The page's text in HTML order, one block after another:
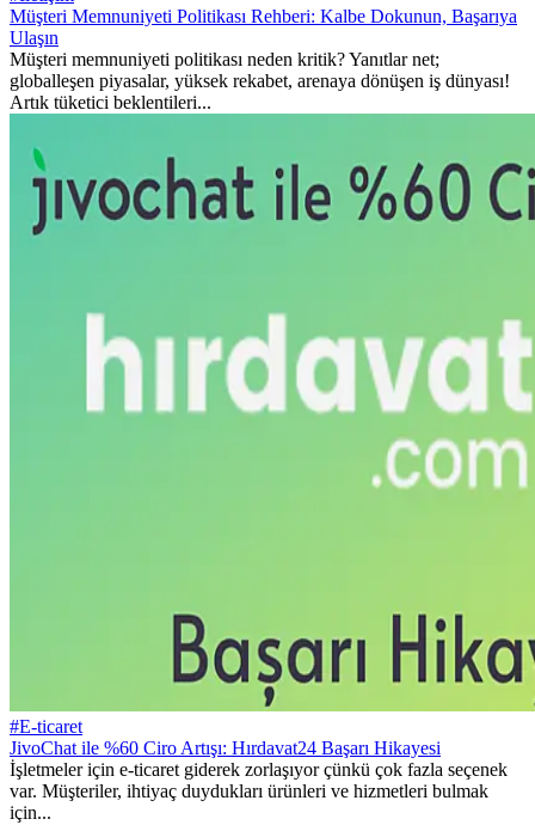
Müşteri Memnuniyeti Politikası Rehberi: Kalbe Dokunun, Başarıya
Ulaşın
Müşteri memnuniyeti politikası neden kritik? Yanıtlar net;
globalleşen piyasalar, yüksek rekabet, arenaya dönüşen iş dünyası!
Artık tüketici beklentileri...
#E-ticaret
JivoChat ile %60 Ciro Artışı: Hırdavat24 Başarı Hikayesi
İşletmeler için e-ticaret giderek zorlaşıyor çünkü çok fazla seçenek
var. Müşteriler, ihtiyaç duydukları ürünleri ve hizmetleri bulmak
için...